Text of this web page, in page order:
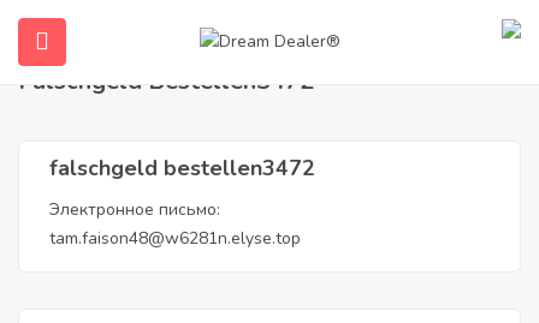
Дом falschgeld bestellen3472
Falschgeld Bestellen3472
falschgeld bestellen3472
Электронное письмо:
tam.faison48@w6281n.elyse.top